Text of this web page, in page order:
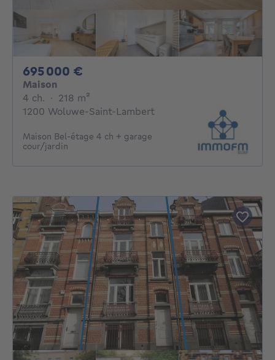
695 000 €
Maison
4 ch. 4 chambres
· 218 m²
1200 Woluwe-Saint-Lambert
Maison Bel-étage 4 ch + garage
cour/jardin